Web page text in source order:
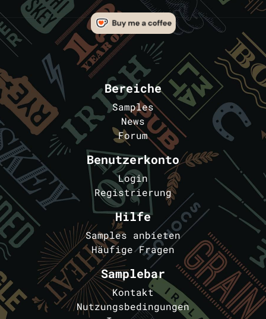
Bereiche
Samples
News
Forum
Benutzerkonto
Login
Registrierung
Hilfe
Samples anbieten
Häufige Fragen
Samplebar
Kontakt
Nutzungsbedingungen